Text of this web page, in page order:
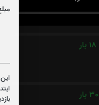
18 بار
30 بار